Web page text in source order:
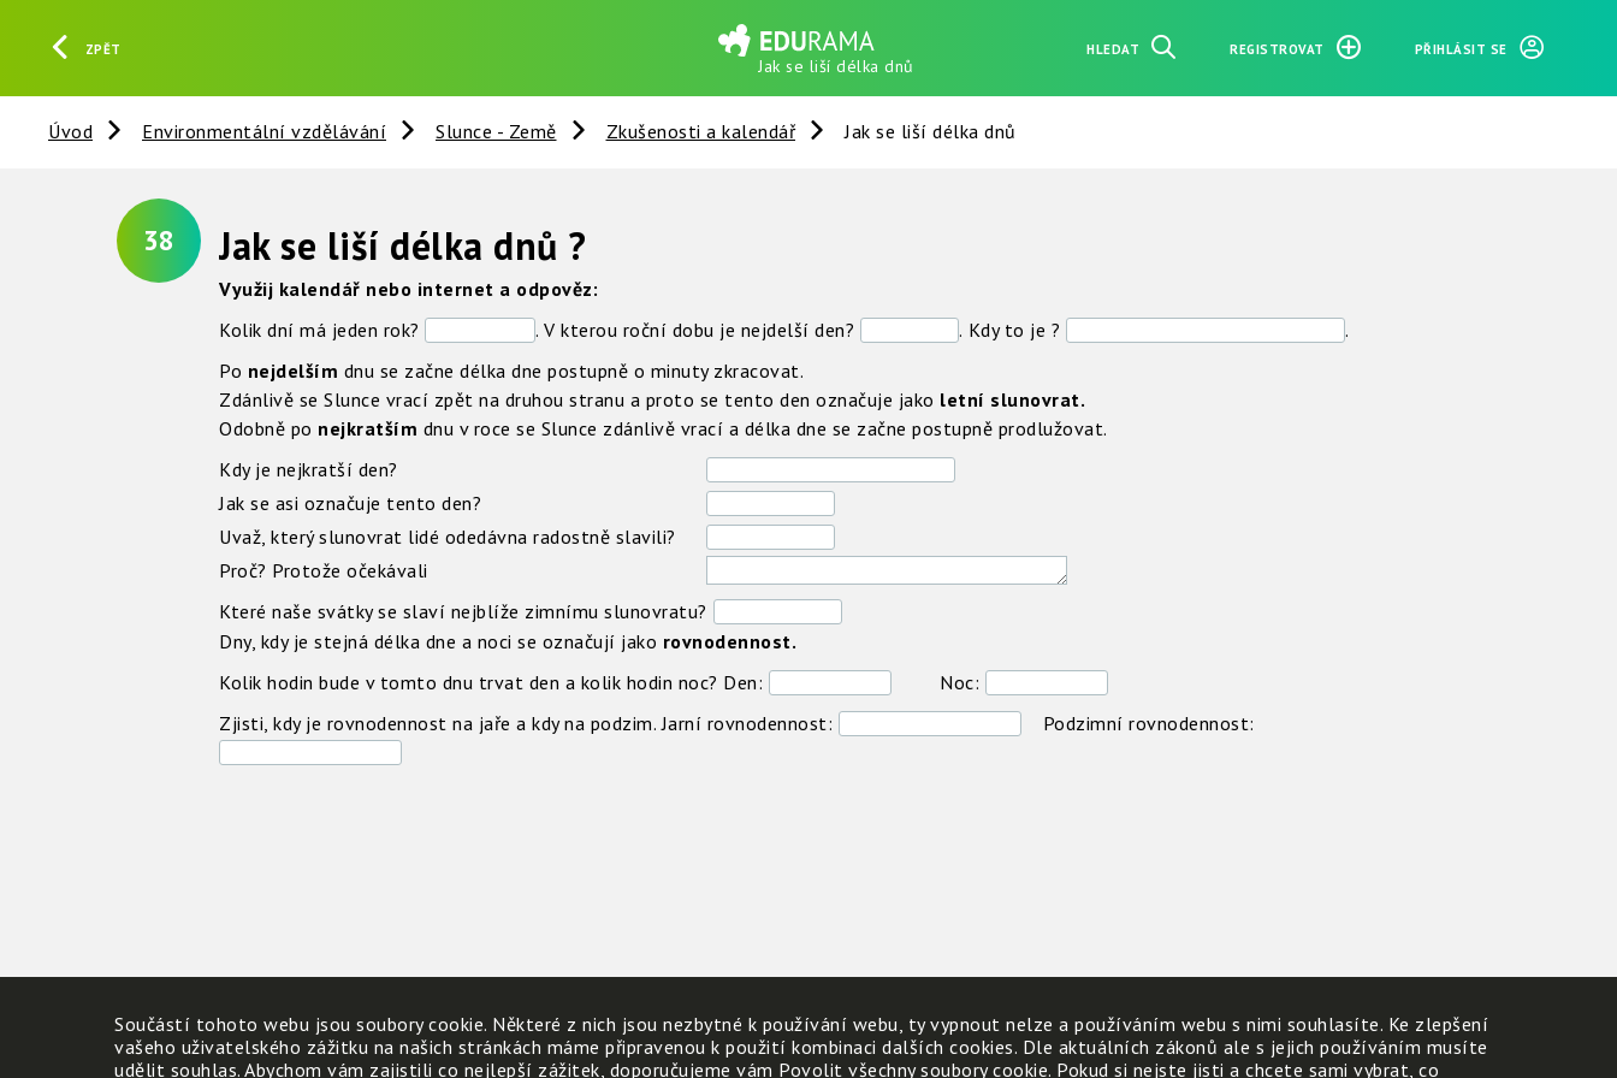
ZPĚT
Jak se liší délka dnů
HLEDAT REGISTROVAT PŘIHLÁSIT SE
Úvod Environmentální vzdělávání Slunce - Země Zkušenosti a kalendář Jak se liší délka dnů
38 Jak se liší délka dnů ?
Využij kalendář nebo internet a odpověz:
Kolik dní má jeden rok?
. V kterou roční dobu je nejdelší den? . Kdy to je ?
.
Po nejdelším dnu se začne délka dne postupně o minuty zkracovat.
Zdánlivě se Slunce vrací zpět na druhou stranu a proto se tento den označuje jako letní slunovrat.
Odobně po nejkratším dnu v roce se Slunce zdánlivě vrací a délka dne se začne postupně prodlužovat.
Kdy je nejkratší den?
Jak se asi označuje tento den?
Uvaž, který slunovrat lidé odedávna radostně slavili?
Proč? Protože očekávali
Které naše svátky se slaví nejblíže zimnímu slunovratu?
Dny, kdy je stejná délka dne a noci se označují jako rovnodennost.
Kolik hodin bude v tomto dnu trvat den a kolik hodin noc? Den:
Noc:
Zjisti, kdy je rovnodennost na jaře a kdy na podzim. Jarní rovnodennost:
Podzimní rovnodennost:
Součástí tohoto webu jsou soubory cookie. Některé z nich jsou nezbytné k používání webu, ty vypnout nelze a používáním webu s nimi souhlasíte. Ke zlepšení
vašeho uživatelského zážitku na našich stránkách máme připravenou k použití kombinaci dalších cookies. Dle aktuálních zákonů ale s jejich používáním musíte
udělit souhlas. Abychom vám zajistili co nejlepší zážitek, doporučujeme vám Povolit všechny soubory cookie. Pokud si nejste jisti a chcete sami vybrat, co